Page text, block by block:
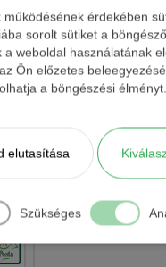
érdekében
sorolt sütiket a
weboldal használatának
Ön előzetes
a böngészési élményt.
elutasítása
Szükséges
jelenik meg.
fűzött,
- Kosárba
-
+ Kosárba
Kosárba